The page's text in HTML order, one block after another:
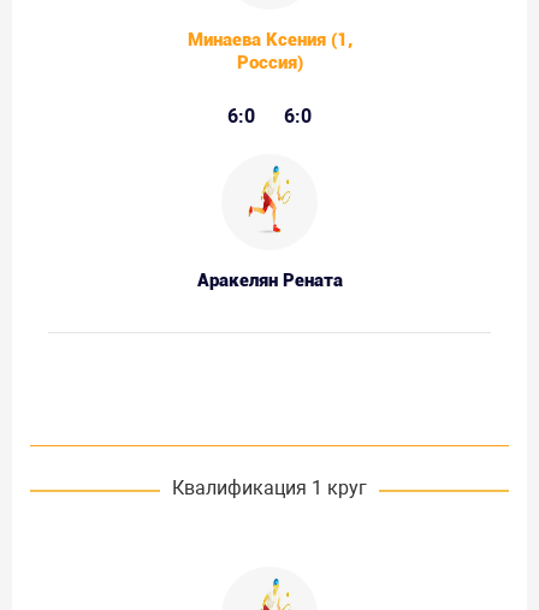
Минаева Ксения (1,
Россия)
6:0 6:0
Аракелян Рената
Квалификация 1 круг